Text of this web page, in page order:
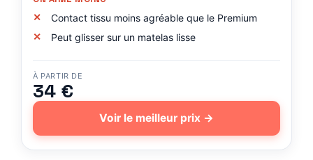
Contact tissu moins agréable que le Premium
Peut glisser sur un matelas lisse
À PARTIR DE
34 €
Voir le meilleur prix →